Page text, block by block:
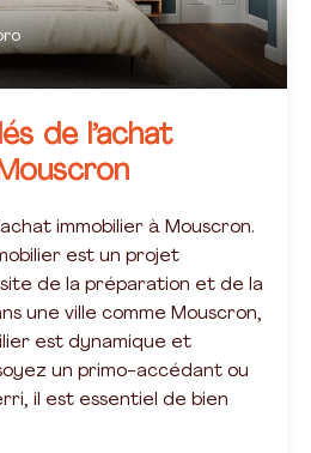
de l’achat
immobilier à Mouscron.
est un projet
de la préparation et de la
une ville comme Mouscron,
est dynamique et
un primo-accédant ou
il est essentiel de bien